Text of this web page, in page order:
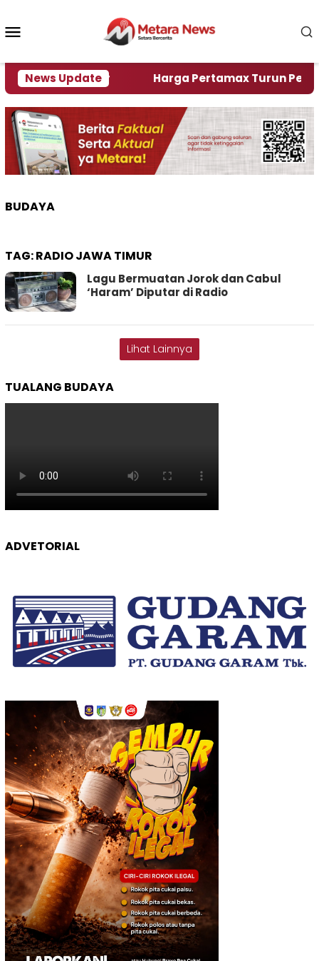
konten
News Update
Krisi Air Harga Pertamax Turun Per Hari
BUDAYA
TAG:RADIO JAWA TIMUR
Lagu Bermuatan Jorok dan Cabul
‘Haram’ Diputar di Radio
Lihat Lainnya
TUALANG BUDAYA
ADVETORIAL